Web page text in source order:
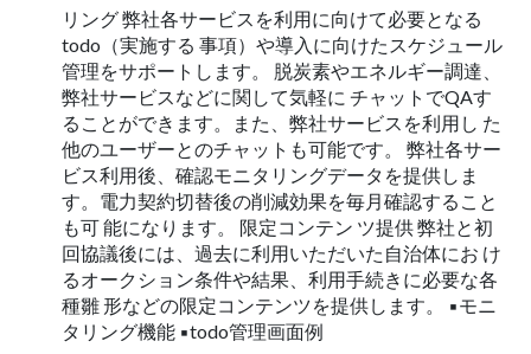
リング 弊社各サービスを利用に向けて必要となる
todo（実施する 事項）や導入に向けたスケジュール
管理をサポートします。 脱炭素やエネルギー調達、
弊社サービスなどに関して気軽に チャットでQAす
ることができます。また、弊社サービスを利用し た
他のユーザーとのチャットも可能です。 弊社各サー
ビス利用後、確認モニタリングデータを提供しま
す。電力契約切替後の削減効果を毎月確認すること
も可 能になります。 限定コンテン ツ提供 弊社と初
回協議後には、過去に利用いただいた自治体にお け
るオークション条件や結果、利用手続きに必要な各
種雛 形などの限定コンテンツを提供します。 ▪モニ
タリング機能 ▪todo管理画面例